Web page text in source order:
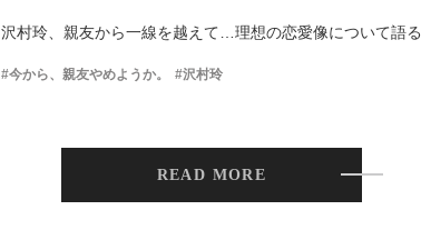
沢村玲、親友から一線を越えて…理想の恋愛像について語る
#今から、親友やめようか。 #沢村玲
READ MORE